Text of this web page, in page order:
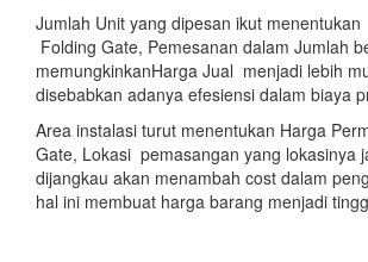
Jumlah Unit yang dipesan ikut
Folding Gate, Pemesanan dalam Jumlah
memungkinkanHarga Jual menjadi lebih
disebabkan adanya efesiensi dalam biaya
Area instalasi turut menentukan Harga
Gate, Lokasi pemasangan yang lokasinya
dijangkau akan menambah cost dalam
hal ini membuat harga barang menjadi